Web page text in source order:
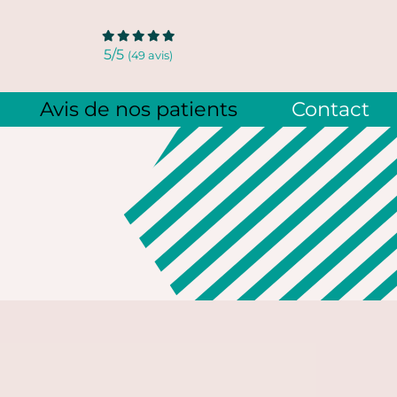
5/5 (49 avis)
Avis de nos patients Contact